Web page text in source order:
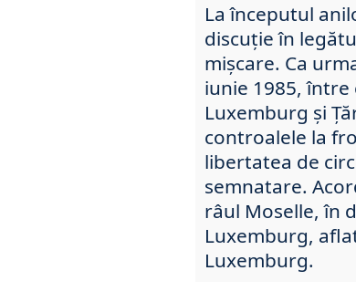
La începutul
discuţie în
mişcare. Ca
iunie 1985, între
Luxemburg și
controalele la
libertatea de
semnatare.
râul Moselle, în
Luxemburg,
Luxemburg.